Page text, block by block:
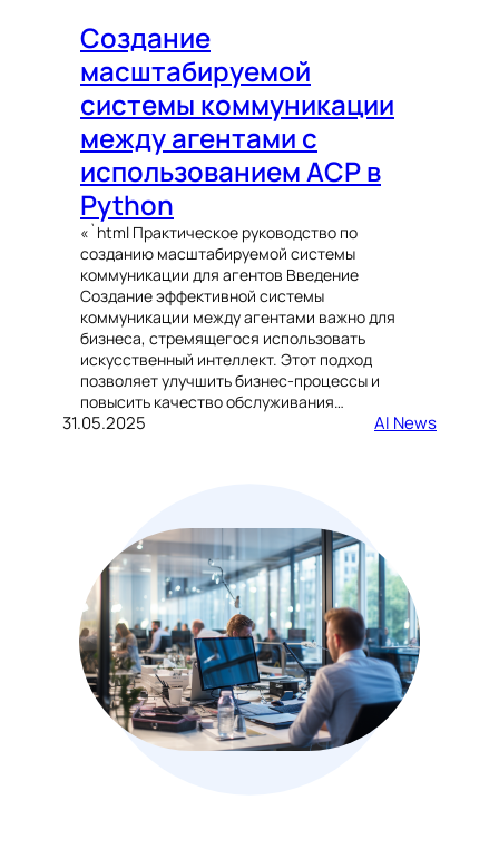
Создание
масштабируемой
системы коммуникации
между агентами с
использованием ACP в
Python
«`html Практическое руководство по
созданию масштабируемой системы
коммуникации для агентов Введение
Создание эффективной системы
коммуникации между агентами важно для
бизнеса, стремящегося использовать
искусственный интеллект. Этот подход
позволяет улучшить бизнес-процессы и
повысить качество обслуживания…
31.05.2025 AI News